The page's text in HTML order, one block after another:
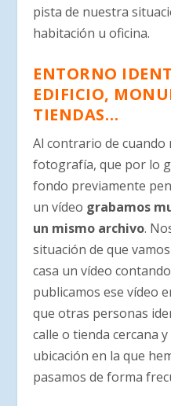
pista de nuestra
habitación u oficina.
ENTORNO
EDIFICIO,
TIENDAS…
Al contrario de cuando
fotografía, que por lo
fondo previamente
un vídeo grabamos
un mismo archivo.
situación de que
casa un vídeo
publicamos ese vídeo
que otras personas
calle o tienda cercana
ubicación en la que
pasamos de forma